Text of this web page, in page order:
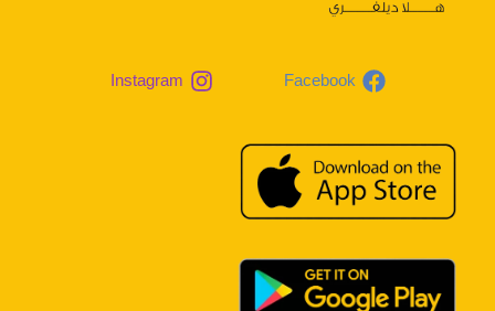
Facebook
Instagram